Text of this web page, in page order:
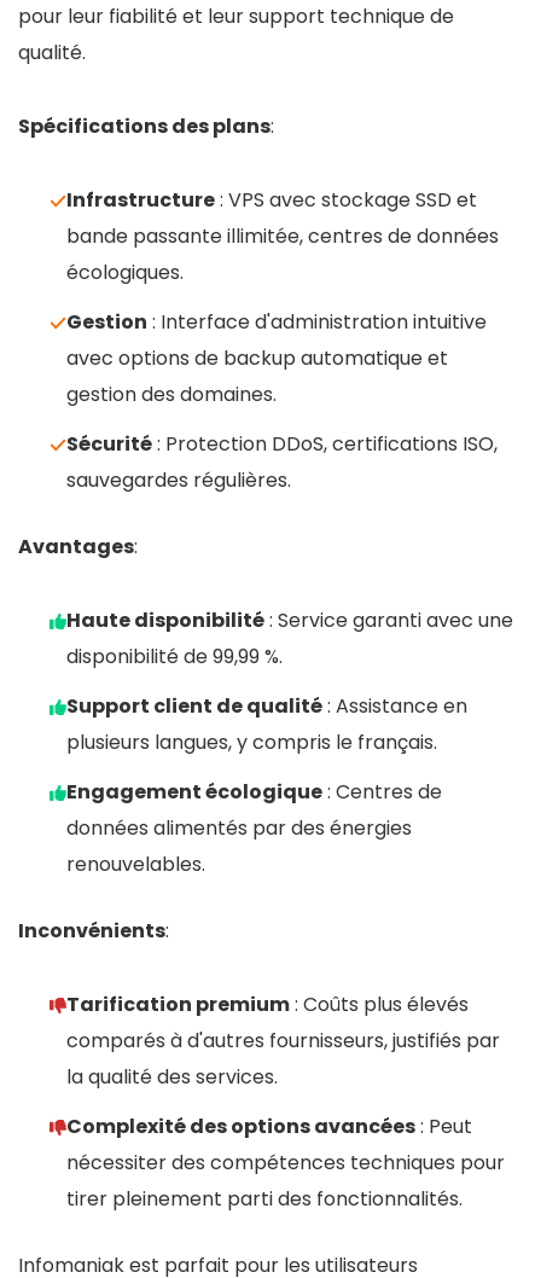
pour leur fiabilité et leur support technique de
qualité.
Spécifications des plans:
Infrastructure: VPS avec stockage SSD et
bande passante illimitée, centres de données
écologiques.
Gestion : Interface d'administration intuitive
avec options de backup automatique et
gestion des domaines.
Sécurité: Protection DDoS, certifications ISO,
sauvegardes régulières.
Avantages:
Haute disponibilité: Service garanti avec une
disponibilité de 99,99 %.
Support client de qualité: Assistance en
plusieurs langues, y compris le français.
Engagement écologique: Centres de
données alimentés par des énergies
renouvelables.
Inconvénients:
Tarification premium: Coûts plus élevés
comparés à d'autres fournisseurs, justifiés par
la qualité des services.
Complexité des options avancées: Peut
nécessiter des compétences techniques pour
tirer pleinement parti des fonctionnalités.
Infomaniak est parfait pour les utilisateurs